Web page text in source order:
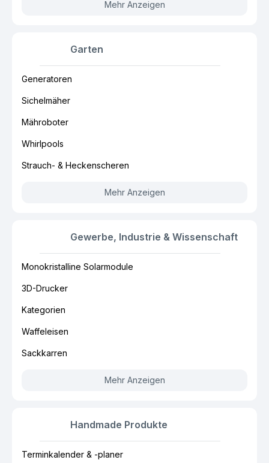
Mehr Anzeigen
Garten
Generatoren
Sichelmäher
Mähroboter
Whirlpools
Strauch- & Heckenscheren
Mehr Anzeigen
Gewerbe, Industrie & Wissenschaft
Monokristalline Solarmodule
3D-Drucker
Kategorien
Waffeleisen
Sackkarren
Mehr Anzeigen
Handmade Produkte
Terminkalender & -planer